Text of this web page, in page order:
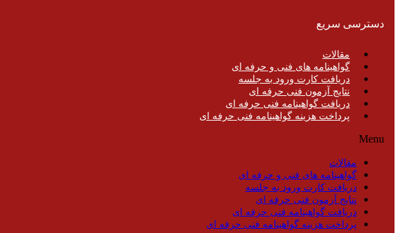
دسترسی سریع
مقالات
گواهینامه های فنی و حرفه ای
دریافت کارت ورود به جلسه
نتایج آزمون فنی حرفه ای
دریافت گواهینامه فنی حرفه ای
پرداخت هزینه گواهینامه فنی حرفه ای
Menu
مقالات
گواهینامه های فنی و حرفه ای
دریافت کارت ورود به جلسه
نتایج آزمون فنی حرفه ای
دریافت گواهینامه فنی حرفه ای
پرداخت هزینه گواهینامه فنی حرفه ای